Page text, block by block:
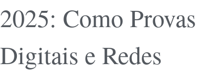
2025: Como Provas
Digitais e Redes